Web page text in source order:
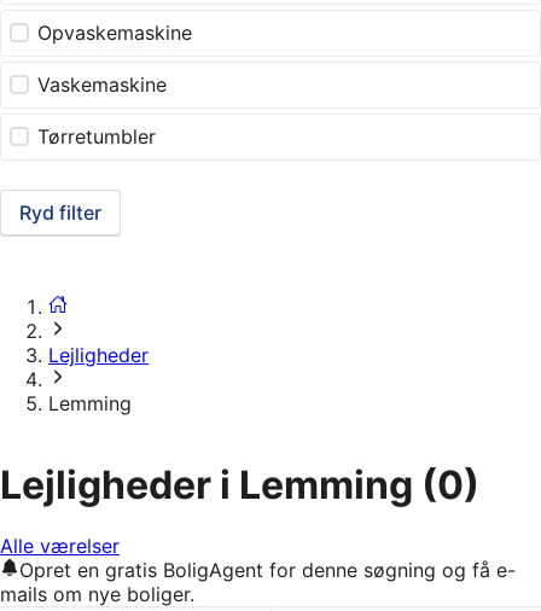
Opvaskemaskine
Vaskemaskine
Tørretumbler
Ryd filter
Lejligheder
Lemming
Lejligheder i Lemming (0)
Alle værelser
Opret en gratis BoligAgent for denne søgning og få e-
mails om nye boliger.